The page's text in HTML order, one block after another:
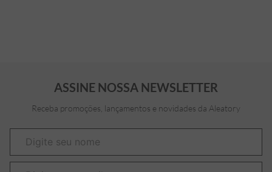
ASSINE NOSSA NEWSLETTER
Receba promoções, lançamentos e novidades da Aleatory